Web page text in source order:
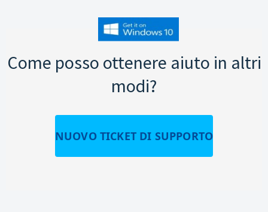
Come posso ottenere aiuto in altri
modi?
NUOVO TICKET DI SUPPORTO